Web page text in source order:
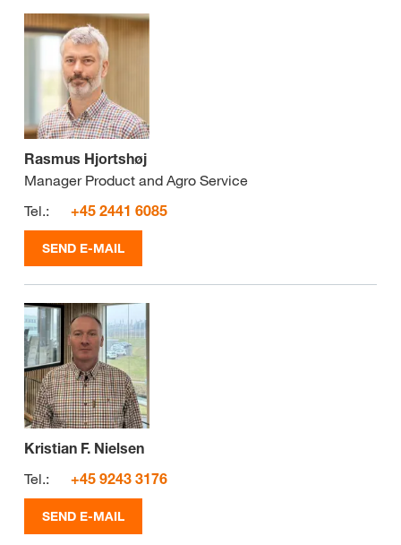
Rasmus Hjortshøj
Manager Product and Agro Service
Tel.:
+45 2441 6085
SEND E-MAIL
Kristian F. Nielsen
Tel.:
+45 9243 3176
SEND E-MAIL